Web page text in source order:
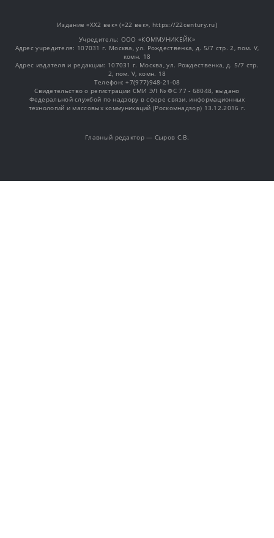
Издание «XX2 век» («22 век», https://22century.ru)
Учредитель: OOO «КОММУНИКЕЙК»
Адрес учредителя: 107031 г. Москва, ул. Рождественка, д. 5/7 стр. 2, пом. V,
комн. 18
Адрес издателя и редакции: 107031 г. Москва, ул. Рождественка, д. 5/7 стр.
2, пом. V, комн. 18
Телефон: +7(977)948-21-08
Свидетельство о регистрации СМИ ЭЛ № ФС 77 - 68048, выдано
Федеральной службой по надзору в сфере связи, информационных
технологий и массовых коммуникаций (Роскомнадзор) 13.12.2016 г.
Главный редактор — Сыров С.В.